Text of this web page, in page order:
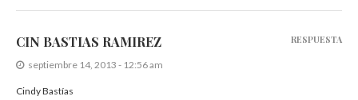
CIN BASTIAS RAMIREZ
septiembre 14, 2013 - 12:56 am
Cindy Bastías
RESPUESTA